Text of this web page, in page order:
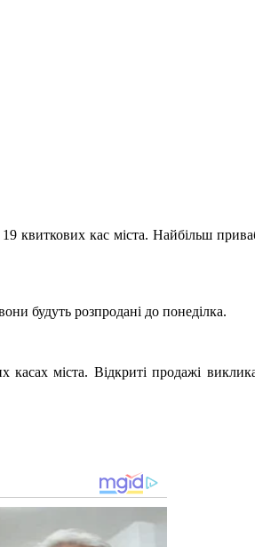
квиткових кас міста. Найбільш
будуть розпродані до понеділка.
міста. Відкриті продажі